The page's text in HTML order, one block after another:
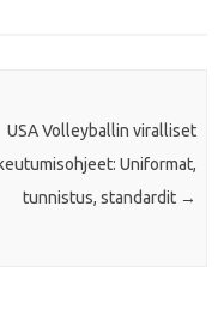
USA Volleyballin viralliset
Uniformat,
tunnistus, standardit →